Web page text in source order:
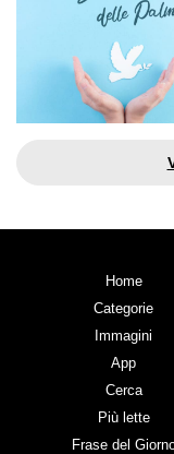
Home
Categorie
Immagini
App
Cerca
Più lette
Frase del